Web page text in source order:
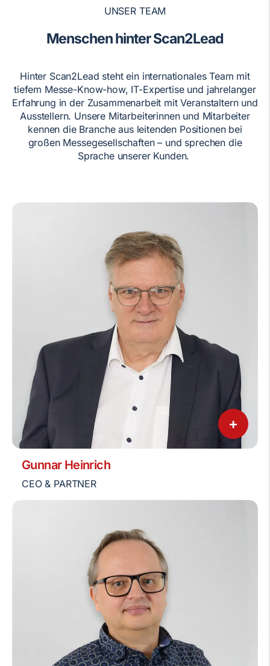
UNSER TEAM
Menschen hinter Scan2Lead
Hinter Scan2Lead steht ein internationales Team mit
tiefem Messe-Know-how, IT-Expertise und jahrelanger
Erfahrung in der Zusammenarbeit mit Veranstaltern und
Ausstellern. Unsere Mitarbeiterinnen und Mitarbeiter
kennen die Branche aus leitenden Positionen bei
großen Messegesellschaften – und sprechen die
Sprache unserer Kunden.
+
Gunnar Heinrich
CEO & PARTNER